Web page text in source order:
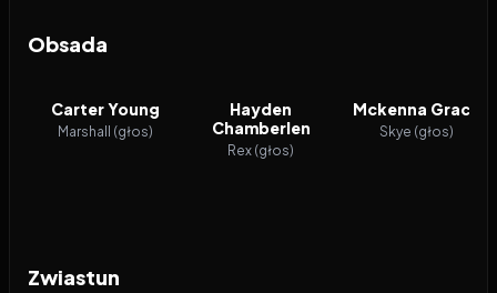
Obsada
Carter Young
Marshall (głos)
Hayden
Chamberlen
Rex (głos)
Mckenna Grace
Skye (głos)
Zwiastun